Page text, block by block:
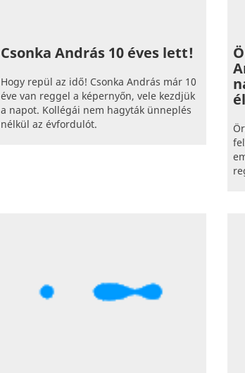
Csonka András 10 éves lett!
Hogy repül az idő! Csonka András már 10
éve van reggel a képernyőn, vele kezdjük
a napot. Kollégái nem hagyták ünneplés
nélkül az évfordulót.